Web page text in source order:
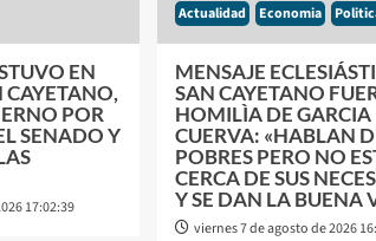
EN
CAYETANO,
POR
SENADO Y
17:02:39
Actualidad Economia
MENSAJE
SAN CAYETANO
HOMILÌA DE GARCIA
CUERVA: «HABLAN
POBRES PERO NO
CERCA DE SUS
Y SE DAN LA BUENA
viernes 7 de agosto de 2026